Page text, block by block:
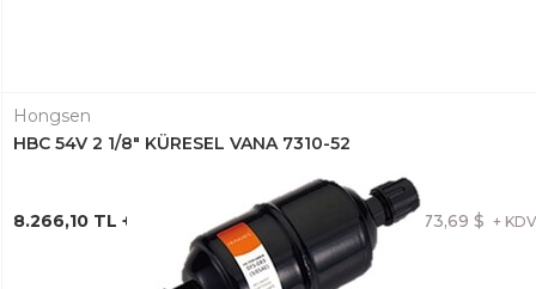
Hongsen
HBC 54V 2 1/8" KÜRESEL VANA 7310-52
173,69 $ + KDV
8.266,10 TL + KDV